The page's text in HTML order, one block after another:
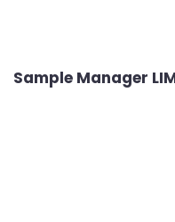
Sample Manager